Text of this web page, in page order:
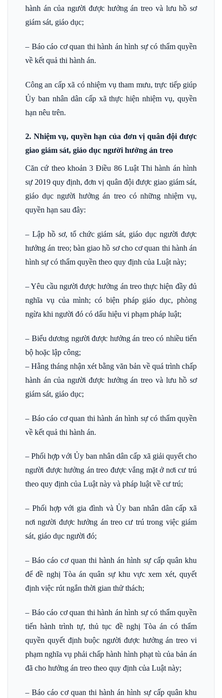
hành án của người được hưởng án treo và lưu hồ sơ
giám sát, giáo dục;
– Báo cáo cơ quan thi hành án hình sự có thẩm quyền
về kết quả thi hành án.
Công an cấp xã có nhiệm vụ tham mưu, trực tiếp giúp
Ủy ban nhân dân cấp xã thực hiện nhiệm vụ, quyền
hạn nêu trên.
2. Nhiệm vụ, quyền hạn của đơn vị quân đội được
giao giám sát, giáo dục người hưởng án treo
Căn cứ theo khoản 3 Điều 86 Luật Thi hành án hình
sự 2019 quy định, đơn vị quân đội được giao giám sát,
giáo dục người hưởng án treo có những nhiệm vụ,
quyền hạn sau đây:
– Lập hồ sơ, tổ chức giám sát, giáo dục người được
hưởng án treo; bàn giao hồ sơ cho cơ quan thi hành án
hình sự có thẩm quyền theo quy định của Luật này;
– Yêu cầu người được hưởng án treo thực hiện đầy đủ
nghĩa vụ của mình; có biện pháp giáo dục, phòng
ngừa khi người đó có dấu hiệu vi phạm pháp luật;
– Biểu dương người được hưởng án treo có nhiều tiến
bộ hoặc lập công;
– Hằng tháng nhận xét bằng văn bản về quá trình chấp
hành án của người được hưởng án treo và lưu hồ sơ
giám sát, giáo dục;
– Báo cáo cơ quan thi hành án hình sự có thẩm quyền
về kết quả thi hành án.
– Phối hợp với Ủy ban nhân dân cấp xã giải quyết cho
người được hưởng án treo được vắng mặt ở nơi cư trú
theo quy định của Luật này và pháp luật về cư trú;
– Phối hợp với gia đình và Ủy ban nhân dân cấp xã
nơi người được hưởng án treo cư trú trong việc giám
sát, giáo dục người đó;
– Báo cáo cơ quan thi hành án hình sự cấp quân khu
để đề nghị Tòa án quân sự khu vực xem xét, quyết
định việc rút ngắn thời gian thử thách;
– Báo cáo cơ quan thi hành án hình sự có thẩm quyền
tiến hành trình tự, thủ tục đề nghị Tòa án có thẩm
quyền quyết định buộc người được hưởng án treo vi
phạm nghĩa vụ phải chấp hành hình phạt tù của bản án
đã cho hưởng án treo theo quy định của Luật này;
– Báo cáo cơ quan thi hành án hình sự cấp quân khu